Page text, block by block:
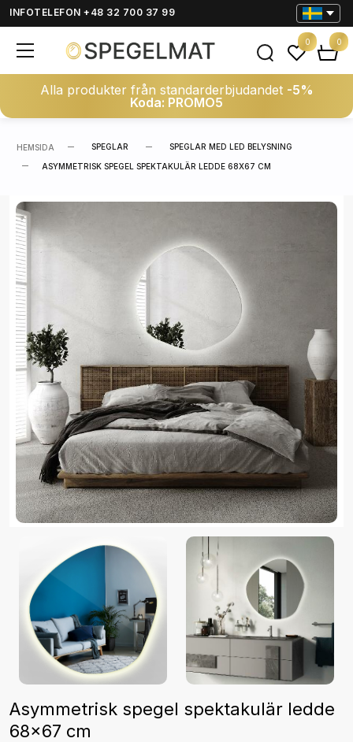
INFOTELEFON +48 32 700 37 99
Alla produkter från standarderbjudandet -5%
Koda: PROMO5
0 0
HEMSIDA SPEGLAR SPEGLAR MED LED BELYSNING
ASYMMETRISK SPEGEL SPEKTAKULÄR LEDDE 68X67 CM
Asymmetrisk spegel spektakulär ledde
68x67 cm